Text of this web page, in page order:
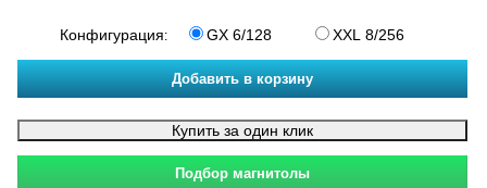
Конфигурация: GX 6/128 XXL 8/256